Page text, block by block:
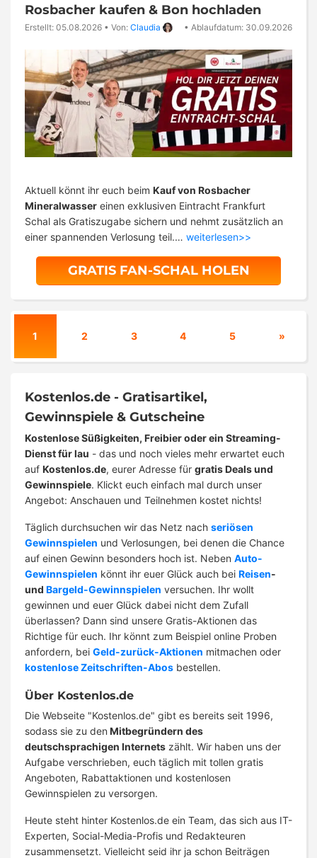
Rosbacher kaufen & Bon hochladen
Erstellt: 05.08.2026 • Von: Claudia • Ablaufdatum: 30.09.2026
Aktuell könnt ihr euch beim Kauf von Rosbacher
Mineralwasser einen exklusiven Eintracht Frankfurt
Schal als Gratiszugabe sichern und nehmt zusätzlich an
einer spannenden Verlosung teil.… weiterlesen>>
GRATIS FAN-SCHAL HOLEN
1 2 3 4 5 »
Kostenlos.de - Gratisartikel,
Gewinnspiele & Gutscheine
Kostenlose Süßigkeiten, Freibier oder ein Streaming-
Dienst für lau - das und noch vieles mehr erwartet euch
auf Kostenlos.de, eurer Adresse für gratis Deals und
Gewinnspiele. Klickt euch einfach mal durch unser
Angebot: Anschauen und Teilnehmen kostet nichts!
Täglich durchsuchen wir das Netz nach seriösen
Gewinnspielen und Verlosungen, bei denen die Chance
auf einen Gewinn besonders hoch ist. Neben Auto-
Gewinnspielen könnt ihr euer Glück auch bei Reisen-
und Bargeld-Gewinnspielen versuchen. Ihr wollt
gewinnen und euer Glück dabei nicht dem Zufall
überlassen? Dann sind unsere Gratis-Aktionen das
Richtige für euch. Ihr könnt zum Beispiel online Proben
anfordern, bei Geld-zurück-Aktionen mitmachen oder
kostenlose Zeitschriften-Abos bestellen.
Über Kostenlos.de
Die Webseite "Kostenlos.de" gibt es bereits seit 1996,
sodass sie zu den Mitbegründern des
deutschsprachigen Internets zählt. Wir haben uns der
Aufgabe verschrieben, euch täglich mit tollen gratis
Angeboten, Rabattaktionen und kostenlosen
Gewinnspielen zu versorgen.
Heute steht hinter Kostenlos.de ein Team, das sich aus IT-
Experten, Social-Media-Profis und Redakteuren
zusammensetzt. Vielleicht seid ihr ja schon Beiträgen